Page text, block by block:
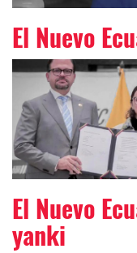
El Nuevo
El Nuevo
yanki